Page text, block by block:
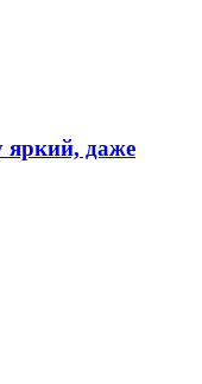
яркий, даже